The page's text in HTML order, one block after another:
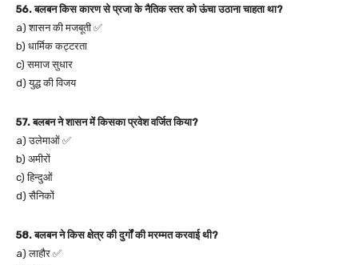
56. बलबन किस कारण से प्रजा के नैतिक स्तर को ऊंचा उठाना चाहता था?
a) शासन की मजबूती ✅
b) धार्मिक कट्टरता
c) समाज सुधार
d) युद्ध की विजय
57. बलबन ने शासन में किसका प्रवेश वर्जित किया?
a) उलेमाओं ✅
b) अमीरों
c) हिन्दुओं
d) सैनिकों
58. बलबन ने किस क्षेत्र की दुर्गों की मरम्मत करवाई थी?
a) लाहौर ✅